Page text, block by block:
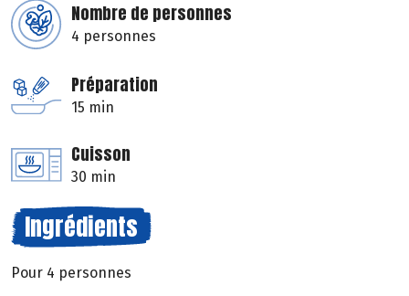
Nombre de personnes
4 personnes
Préparation
15 min
Cuisson
30 min
Ingrédients
Pour 4 personnes